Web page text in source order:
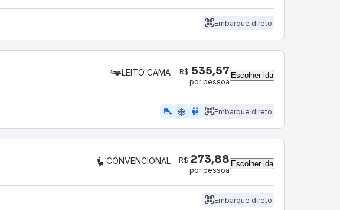
Embarque direto
LEITO CAMA R$ 535,57
por pessoa
Escolher ida
airline_seat_legroom_extra ac_unit wc Embarque direto
CONVENCIONAL R$ 273,88
por pessoa
Escolher ida
Embarque direto